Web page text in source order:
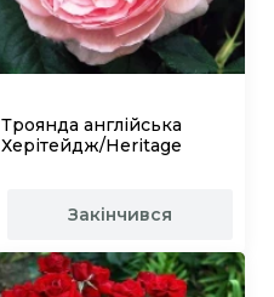
Троянда англійська
Херітейдж/Heritage
Закінчився